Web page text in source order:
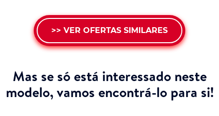
>> VER OFERTAS SIMILARES
Mas se só está interessado neste
modelo,vamos encontrá-lo para si!